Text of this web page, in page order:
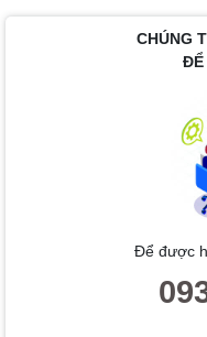
CHÚNG
ĐỂ
Để được